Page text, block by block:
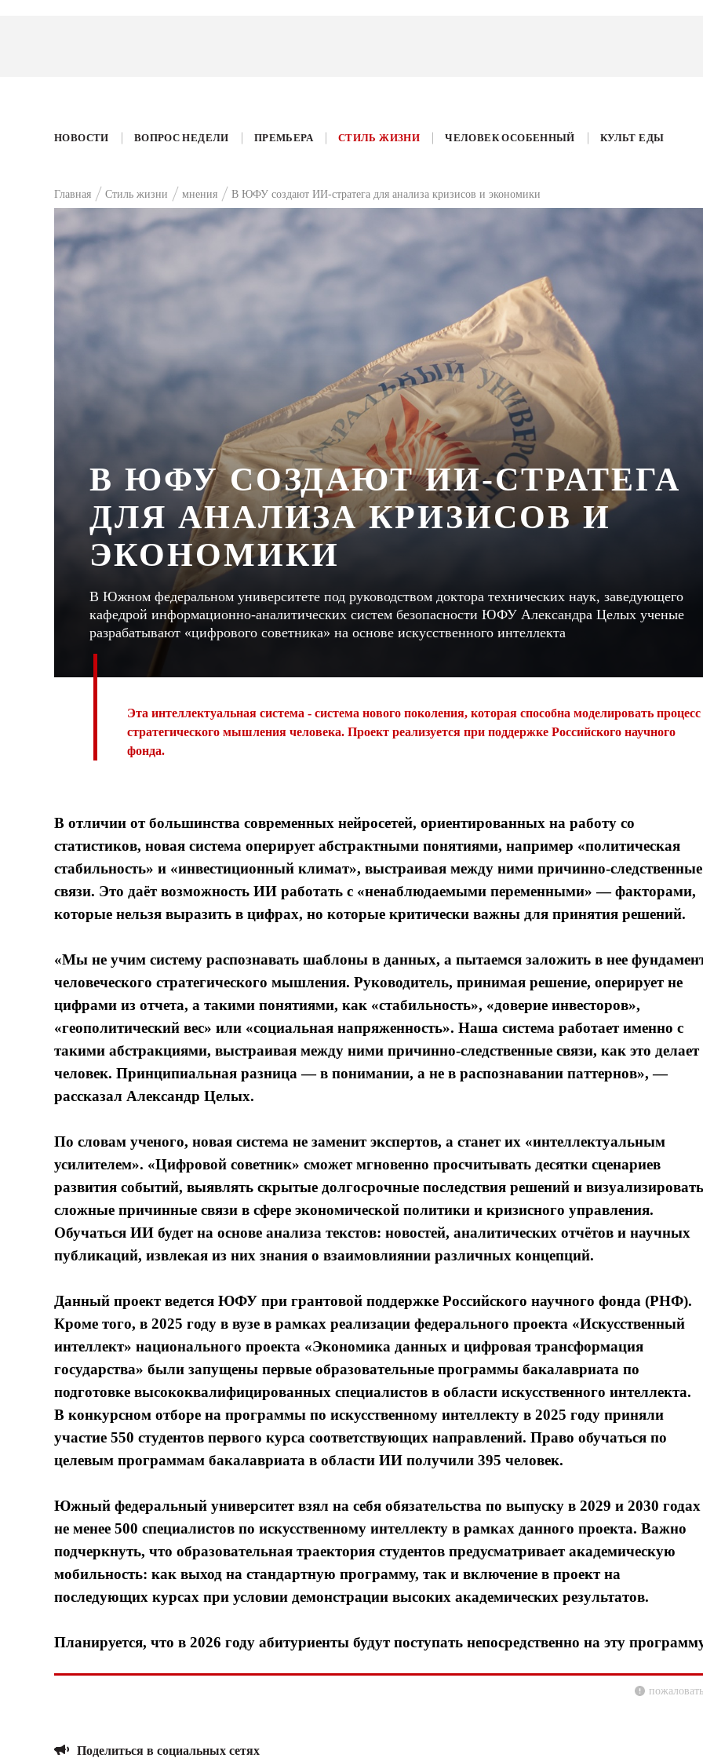
НОВОСТИ ВОПРОС НЕДЕЛИ ПРЕМЬЕРА СТИЛЬ ЖИЗНИ ЧЕЛОВЕК ОСОБЕННЫЙ КУЛЬТ ЕДЫ
Главная Стиль жизни мнения В ЮФУ создают ИИ-стратега для анализа кризисов и экономики
В ЮФУ СОЗДАЮТ ИИ-СТРАТЕГА
ДЛЯ АНАЛИЗА КРИЗИСОВ И
ЭКОНОМИКИ
В Южном федеральном университете под руководством доктора технических наук, заведующего
кафедрой информационно-аналитических систем безопасности ЮФУ Александра Целых ученые
разрабатывают «цифрового советника» на основе искусственного интеллекта
Эта интеллектуальная система - система нового поколения, которая способна моделировать процесс
стратегического мышления человека. Проект реализуется при поддержке Российского научного
фонда.
В отличии от большинства современных нейросетей, ориентированных на работу со
статистиков, новая система оперирует абстрактными понятиями, например «политическая
стабильность» и «инвестиционный климат», выстраивая между ними причинно-следственные
связи. Это даёт возможность ИИ работать с «ненаблюдаемыми переменными» — факторами,
которые нельзя выразить в цифрах, но которые критически важны для принятия решений.
«Мы не учим систему распознавать шаблоны в данных, а пытаемся заложить в нее
человеческого стратегического мышления. Руководитель, принимая решение, оперирует не
цифрами из отчета, а такими понятиями, как «стабильность», «доверие инвесторов»,
«геополитический вес» или «социальная напряженность». Наша система работает именно с
такими абстракциями, выстраивая между ними причинно-следственные связи, как это делает
человек. Принципиальная разница — в понимании, а не в распознавании паттернов», —
рассказал Александр Целых.
По словам ученого, новая система не заменит экспертов, а станет их «интеллектуальным
усилителем». «Цифровой советник» сможет мгновенно просчитывать десятки сценариев
развития событий, выявлять скрытые долгосрочные последствия решений и визуализировать
сложные причинные связи в сфере экономической политики и кризисного управления.
Обучаться ИИ будет на основе анализа текстов: новостей, аналитических отчётов и научных
публикаций, извлекая из них знания о взаимовлиянии различных концепций.
Данный проект ведется ЮФУ при грантовой поддержке Российского научного фонда (РНФ).
Кроме того, в 2025 году в вузе в рамках реализации федерального проекта «Искусственный
интеллект» национального проекта «Экономика данных и цифровая трансформация
государства» были запущены первые образовательные программы бакалавриата по
подготовке высококвалифицированных специалистов в области искусственного интеллекта.
В конкурсном отборе на программы по искусственному интеллекту в 2025 году приняли
участие 550 студентов первого курса соответствующих направлений. Право обучаться по
целевым программам бакалавриата в области ИИ получили 395 человек.
Южный федеральный университет взял на себя обязательства по выпуску в 2029 и 2030 годах
не менее 500 специалистов по искусственному интеллекту в рамках данного проекта. Важно
подчеркнуть, что образовательная траектория студентов предусматривает академическую
мобильность: как выход на стандартную программу, так и включение в проект на
последующих курсах при условии демонстрации высоких академических результатов.
Планируется, что в 2026 году абитуриенты будут поступать непосредственно на эту
Поделиться в социальных сетях